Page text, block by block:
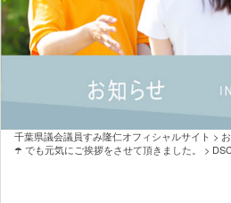
千葉県議会議員すみ隆仁オフィシャルサイト >
☂️ でも元気にご挨拶をさせて頂きました。
>